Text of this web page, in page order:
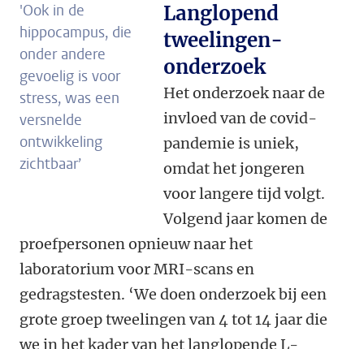
'Ook in de
hippocampus, die
onder andere
gevoelig is voor
stress, was een
versnelde
ontwikkeling
zichtbaar’
Langlopend
tweelingen-
onderzoek
Het onderzoek naar de
invloed van de covid-
pandemie is uniek,
omdat het jongeren
voor langere tijd volgt.
Volgend jaar komen de
proefpersonen opnieuw naar het
laboratorium voor MRI-scans en
gedragstesten. ‘We doen onderzoek bij een
grote groep tweelingen van 4 tot 14 jaar die
we in het kader van het langlopende L-